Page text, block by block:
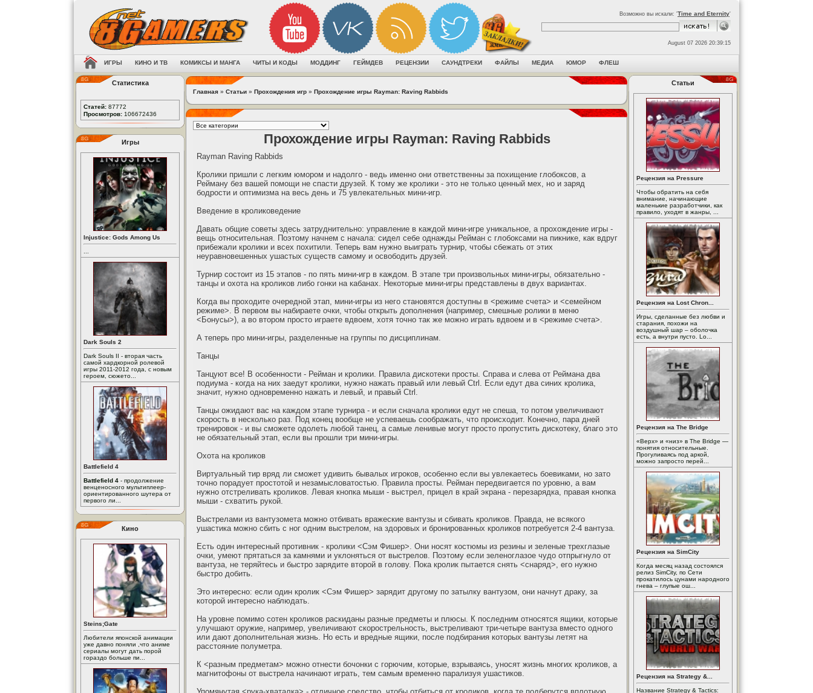
Возможно вы искали: 'Time and Eternity'
August 07 2026 20:39:15
ИГРЫ КИНО И ТВ КОМИКСЫ И МАНГА ЧИТЫ И КОДЫ МОДДИНГ ГЕЙМДЕВ РЕЦЕНЗИИ САУНДТРЕКИ ФАЙЛЫ МЕДИА ЮМОР ФЛЕШ
Статистика
Статей: 87772
Просмотров: 106672436
Игры
Injustice: Gods Among Us
Dark Souls 2
Dark Souls II - вторая часть
самой хардкорной ролевой
игры 2011-2012 года, с новым
героем, сюжето...
Battlefield 4
Battlefield 4 - продолжение
венценосного мультиплеер-
ориентированного шутера от
первого ли...
Кино
Steins;Gate
Любители японской анимации
уже давно поняли ,что аниме
сериалы могут дать порой
гораздо больше пи...
Главная » Статьи » Прохождения игр » Прохождение игры Rayman: Raving Rabbids
Прохождение игры Rayman: Raving Rabbids
Rayman Raving Rabbids
Кролики пришли с легким юмором и надолго - ведь именно они ответственны за похищение глобоксов, а
Рейману без вашей помощи не спасти друзей. К тому же кролики - это не только ценный мех, но и заряд
бодрости и оптимизма на весь день и 75 увлекательных мини-игр.
Введение в кроликоведение
Давать общие советы здесь затруднительно: управление в каждой мини-игре уникальное, а прохождение игры -
вещь относительная. Поэтому начнем с начала: сидел себе однажды Рейман с глобоксами на пикнике, как вдруг
прибежали кролики и всех похитили. Теперь вам нужно выиграть турнир, чтобы сбежать от этих
неуравновешенных ушастых существ самому и освободить друзей.
Турнир состоит из 15 этапов - по пять мини-игр в каждом. В этапе три произвольных мини-игры, обязательно -
танцы и охота на кроликов либо гонки на кабанах. Некоторые мини-игры представлены в двух вариантах.
Когда вы проходите очередной этап, мини-игры из него становятся доступны в <режиме счета> и <семейном
режиме>. В первом вы набираете очки, чтобы открыть дополнения (например, смешные ролики в меню
<Бонусы>), а во втором просто играете вдвоем, хотя точно так же можно играть вдвоем и в <режиме счета>.
А теперь про мини-игры, разделенные на группы по дисциплинам.
Танцы
Танцуют все! В особенности - Рейман и кролики. Правила дискотеки просты. Справа и слева от Реймана два
подиума - когда на них заедут кролики, нужно нажать правый или левый Ctrl. Если едут два синих кролика,
значит, нужно одновременно нажать и левый, и правый Ctrl.
Танцы ожидают вас на каждом этапе турнира - и если сначала кролики едут не спеша, то потом увеличивают
скорость в несколько раз. Под конец вообще не успеваешь соображать, что происходит. Конечно, пара дней
тренировок - и вы сможете одолеть любой танец, а самые ленивые могут просто пропустить дискотеку, благо это
не обязательный этап, если вы прошли три мини-игры.
Охота на кроликов
Виртуальный тир вряд ли сможет удивить бывалых игроков, особенно если вы увлекаетесь боевиками, но зато
точно порадует простотой и незамысловатостью. Правила просты. Рейман передвигается по уровню, а вам
нужно отстреливать кроликов. Левая кнопка мыши - выстрел, прицел в край экрана - перезарядка, правая кнопка
мыши - схватить рукой.
Выстрелами из вантузомета можно отбивать вражеские вантузы и сбивать кроликов. Правда, не всякого
ушастика можно сбить с ног одним выстрелом, на здоровых и бронированных кроликов потребуется 2-4 вантуза.
Есть один интересный противник - кролики <Сэм Фишер>. Они носят костюмы из резины и зеленые трехглазые
очки, умеют прятаться за камнями и уклоняться от выстрелов. Поэтому если зеленоглазое чудо отпрыгнуло от
вантуза, не теряйтесь и быстро зарядите второй в голову. Пока кролик пытается снять <снаряд>, его нужно
быстро добить.
Это интересно: если один кролик <Сэм Фишер> зарядит другому по затылку вантузом, они начнут драку, за
которой интересно наблюдать.
На уровне помимо сотен кроликов раскиданы разные предметы и плюсы. К последним относятся ящики, которые
улучшают оружие, например, увеличивают скорострельность, выстреливают три-четыре вантуза вместо одного
или дают дополнительная жизнь. Но есть и вредные ящики, после подбирания которых вантузы летят на
расстояние полуметра.
К <разным предметам> можно отнести бочонки с горючим, которые, взрываясь, уносят жизнь многих кроликов, а
магнитофоны от выстрела начинают играть, тем самым временно парализуя ушастиков.
Статьи
Рецензия на Pressure
Чтобы обратить на себя
внимание, начинающие
маленькие разработчики, как
правило, уходят в жанры, ...
Рецензия на Lost Chron...
Игры, сделанные без любви и
старания, похожи на
воздушный шар – оболочка
есть, а внутри пусто. Lo...
Рецензия на The Bridge
«Верх» и «низ» в The Bridge —
понятия относительные.
Прогуливаясь под аркой,
можно запросто перей...
Рецензия на SimCity
Когда месяц назад состоялся
релиз SimCity, по Сети
прокатилось цунами народного
гнева – глупые ош...
Рецензия на Strategy &...
Название Strategy & Tactics: